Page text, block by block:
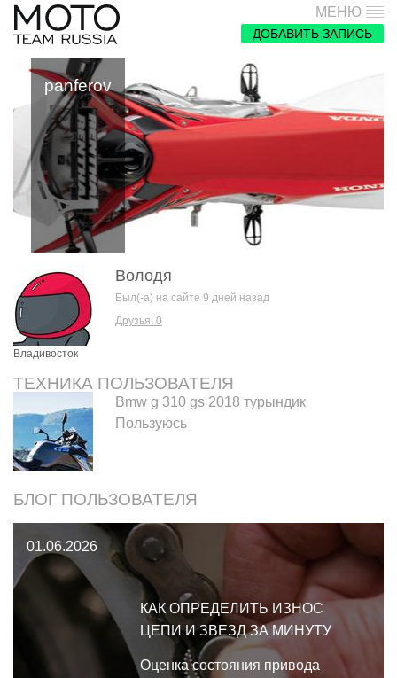
МЕНЮ
ДОБАВИТЬ ЗАПИСЬ
panferov
Владивосток
Володя
Был(-а) на сайте 9 дней назад
Друзья: 0
ТЕХНИКА ПОЛЬЗОВАТЕЛЯ
Bmw g 310 gs 2018 турындик
Пользуюсь
БЛОГ ПОЛЬЗОВАТЕЛЯ
01.06.2026
КАК ОПРЕДЕЛИТЬ ИЗНОС
ЦЕПИ И ЗВЕЗД ЗА МИНУТУ
Оценка состояния привода